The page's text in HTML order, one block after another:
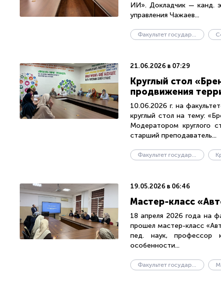
ИИ». Докладчик — канд.
управления Чажаев...
Факультет государственного управления
21.06.2026 в 07:29
Круглый стол
продвижения
10.06.2026 г. на
круглый стол на тему:
Модератором круглого
старший преподаватель...
Факультет государственного управления
19.05.2026 в 06:46
Мастер-класс
18 апреля 2026 года на
прошел мастер-класс
пед. наук, профессор
особенности...
Факультет государственного управления